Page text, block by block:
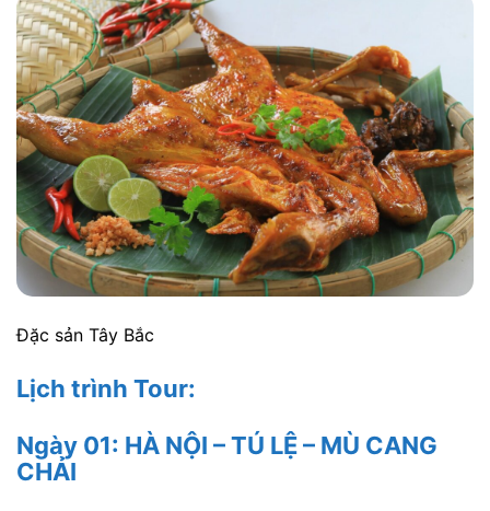
Đặc sản Tây Bắc
Lịch trình Tour:
Ngày 01: HÀ NỘI – TÚ LỆ – MÙ CANG
CHẢI